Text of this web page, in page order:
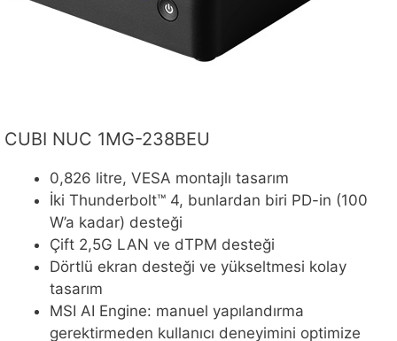
CUBI NUC 1MG-238BEU
0,826 litre, VESA montajlı tasarım
İki Thunderbolt™ 4, bunlardan biri PD-in (100
W’a kadar) desteği
Çift 2,5G LAN ve dTPM desteği
Dörtlü ekran desteği ve yükseltmesi kolay
tasarım
MSI AI Engine: manuel yapılandırma
gerektirmeden kullanıcı deneyimini optimize